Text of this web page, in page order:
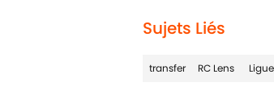
Sujets Liés
transfer RC Lens Ligue